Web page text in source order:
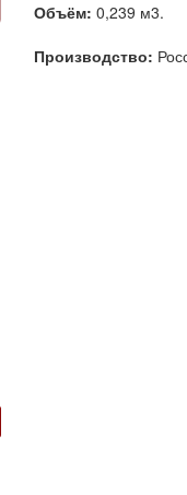
Объём: 0,239 м3.
Производство: